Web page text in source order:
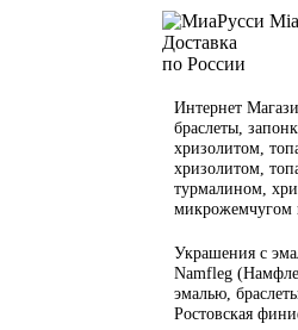
Доставка
по России
Интернет
браслеты,
хризолитом,
хризолитом,
турмалином,
микрожемчугом
Украшения с
Namfleg
эмалью,
Ростовская